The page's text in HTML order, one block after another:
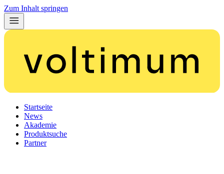
Zum Inhalt springen
Startseite
News
Akademie
Produktsuche
Partner